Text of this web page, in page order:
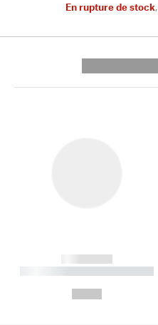
En rupture de stock,
------------
----------- ----------- --------